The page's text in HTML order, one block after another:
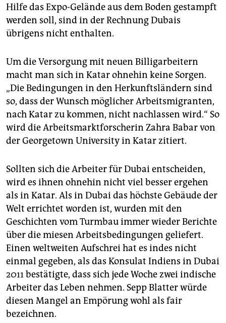
Hilfe das Expo-Gelände aus dem Boden gestampft
werden soll, sind in der Rechnung Dubais
übrigens nicht enthalten.
Um die Versorgung mit neuen Billigarbeitern
macht man sich in Katar ohnehin keine Sorgen.
„Die Bedingungen in den Herkunftsländern sind
so, dass der Wunsch möglicher Arbeitsmigranten,
nach Katar zu kommen, nicht nachlassen wird.“ So
wird die Arbeitsmarktforscherin Zahra Babar von
der Georgetown University in Katar zitiert.
Sollten sich die Arbeiter für Dubai entscheiden,
wird es ihnen ohnehin nicht viel besser ergehen
als in Katar. Als in Dubai das höchste Gebäude der
Welt errichtet worden ist, wurden mit den
Geschichten vom Turmbau immer wieder Berichte
über die miesen Arbeitsbedingungen geliefert.
Einen weltweiten Aufschrei hat es indes nicht
einmal gegeben, als das Konsulat Indiens in Dubai
2011 bestätigte, dass sich jede Woche zwei indische
Arbeiter das Leben nehmen. Sepp Blatter würde
diesen Mangel an Empörung wohl als fair
bezeichnen.